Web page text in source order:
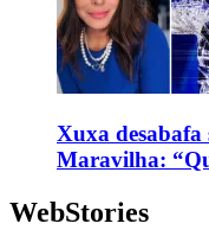
Xuxa desabafa
Maravilha:
WebStories